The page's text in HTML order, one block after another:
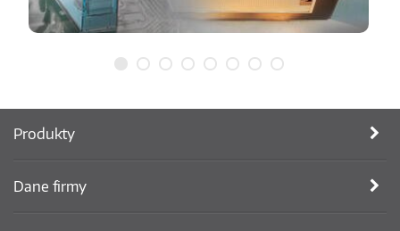
Produkty
Dane firmy